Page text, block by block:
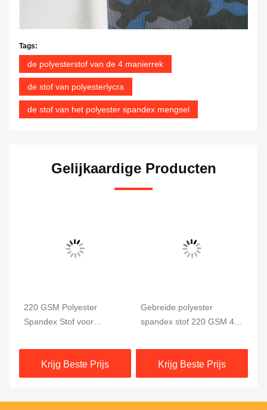
Tags:
de polyesterstof van de 4 manierrek
de stof van polyesterlycra
de stof van het polyester spandex mengsel
Gelijkaardige Producten
220 GSM Polyester
Spandex Stof voor
Sportkleding
Krijg Beste Prijs
Gebreide polyester
spandex stof 220 GSM 4-
Krijg Beste Prijs